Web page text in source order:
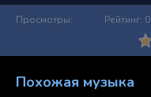
Просмотры: Рейтинг:
Похожая музыка